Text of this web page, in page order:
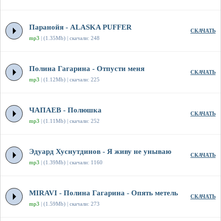
Паранойя - ALASKA PUFFER
mp3 | (1.35Mb) | скачали: 248
СКАЧАТЬ
Полина Гагарина - Отпусти меня
mp3 | (1.12Mb) | скачали: 225
СКАЧАТЬ
ЧАПАЕВ - Полюшка
mp3 | (1.11Mb) | скачали: 252
СКАЧАТЬ
Эдуард Хуснутдинов - Я живу не унываю
mp3 | (1.39Mb) | скачали: 1160
СКАЧАТЬ
MIRAVI - Полина Гагарина - Опять метель
mp3 | (1.59Mb) | скачали: 273
СКАЧАТЬ